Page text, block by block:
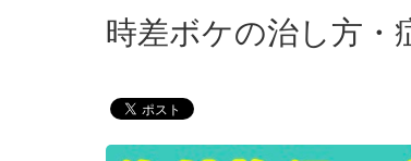
時差ボケの治し方・